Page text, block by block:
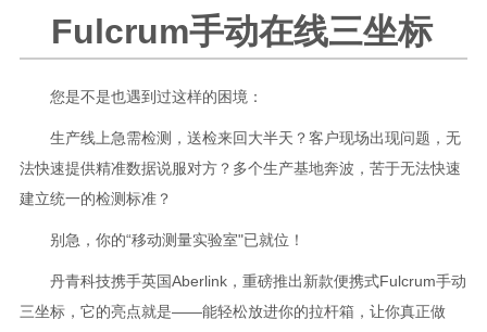
Fulcrum手动在线三坐标
您是不是也遇到过这样的困境：
生产线上急需检测，送检来回大半天？客户现场出现问题，无
法快速提供精准数据说服对方？多个生产基地奔波，苦于无法快速
建立统一的检测标准？
别急，你的“移动测量实验室"已就位！
丹青科技携手英国Aberlink，重磅推出新款便携式Fulcrum手动
三坐标，它的亮点就是——能轻松放进你的拉杆箱，让你真正做